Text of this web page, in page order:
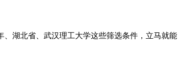
湖北省、武汉理工大学这些筛选条件，立马就能